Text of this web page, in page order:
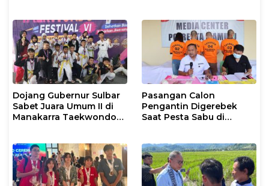
Ketahanan Ekonomi
Nasional
Tumbuh Generasi
Penjaga Pesisir
Dojang Gubernur Sulbar
Sabet Juara Umum II di
Manakarra Taekwondo
Pasangan Calon
Pengantin Digerebek
Saat Pesta Sabu di